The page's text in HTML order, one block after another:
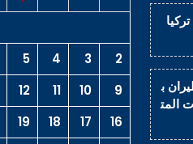
في تركيا
ب
المت
2
3
4
5
9
10
11
12
16
17
18
19